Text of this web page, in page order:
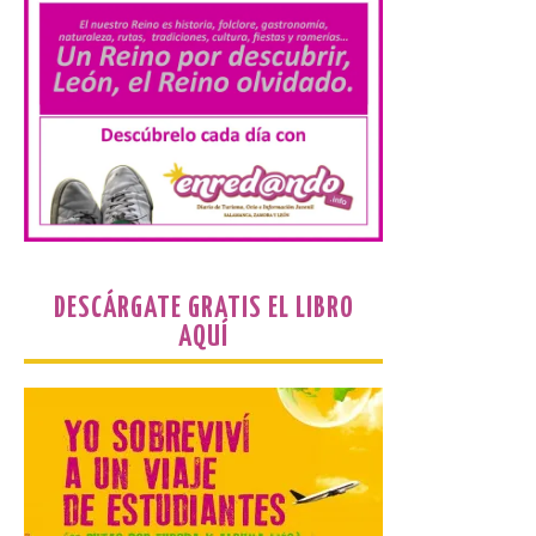
nuevo récord
10 Ago 2026
El Ministerio publica la
Estadística de las
Enseñanzas no
universitarias. Datos
avance 2025-2026 con las
cifras actualizadas del curso escolar
Superior un 2,3% y los cursos […]
La 69FIDMA ha acogido
este domingo una nueva
edición del Día de León y
Astorga.
10 Ago 2026
DESCÁRGATE GRATIS EL LIBRO
AQUÍ